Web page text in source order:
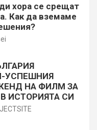
хора се срещат
Как да вземаме
УСПЕШНИЯ
НА ФИЛМ ЗА
ИСТОРИЯТА СИ